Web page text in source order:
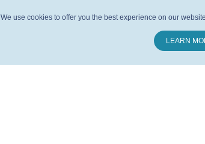
We use cookies to offer you the best experience on our
LEARN